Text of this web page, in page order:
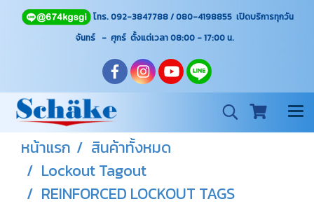
โทร. 092-3847788 / 080-4198855 เปิดบริการทุกวัน
จันทร์ - ศุกร์ ตั้งแต่เวลา 08:00 - 17:00น.
หน้าแรก
สินค้าทั้งหมด
Lockout Tagout
REINFORCED LOCKOUT TAGS